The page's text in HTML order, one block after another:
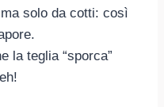
solo da cotti: così
la teglia “sporca”